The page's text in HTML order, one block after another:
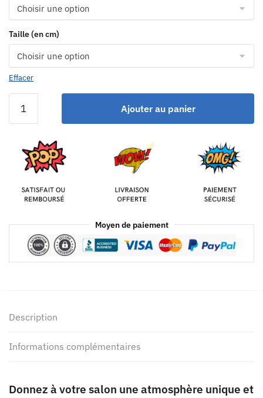
Taille (en cm)
Effacer
Ajouter au panier
Moyen de paiement
Description
Informations complémentaires
Donnez à votre salon une atmosphère unique et